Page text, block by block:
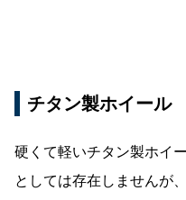
チタン製ホイール
硬くて軽いチタン製ホイ
としては存在しませんが